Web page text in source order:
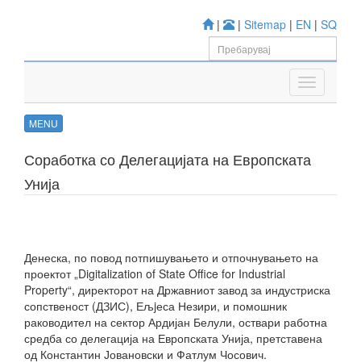
| | Sitemap | EN | SQ
MENU
Соработка со Делегацијата на Европската
Унија
Денеска, по повод потпишувањето и отпочнувањето на
проектот „Digitalization of State Office for Industrial
Property“, директорот на Државниот завод за индустриска
сопственост (ДЗИС), Ељjеса Незири, и помошник
раководител на сектор Ардијан Белули, оствари работна
средба со делегација на Европската Унија, претставена
од Константин Јовановски и Фатлум Чосович.